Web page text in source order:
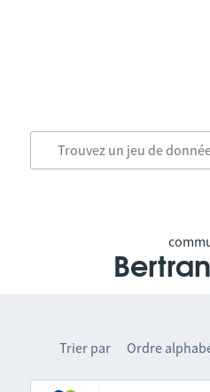
Trier par Ordre